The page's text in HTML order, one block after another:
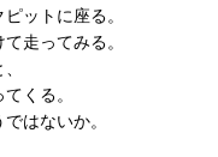
ットに座る。
走ってみる。
くる。
はないか。